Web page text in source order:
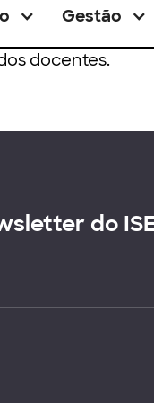
Gestão
docentes.
do